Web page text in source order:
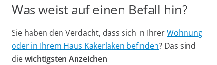
Was weist auf einen Befall hin?
Sie haben den Verdacht, dass sich in IhrerWohnung
oder in Ihrem Haus Kakerlaken befinden? Das sind
diewichtigsten Anzeichen: